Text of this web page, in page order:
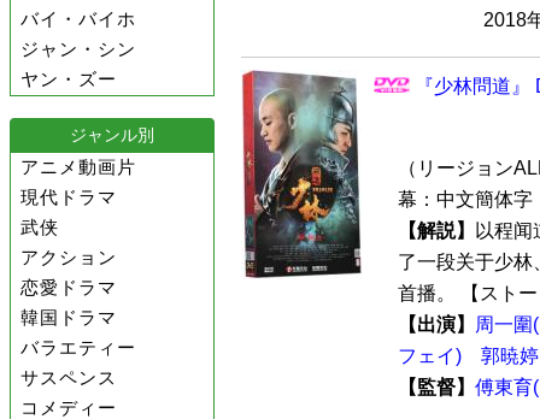
バイ・バイホ
ジャン・シン
ヤン・ズー
ジャンル別
アニメ動画片
現代ドラマ
武侠
アクション
恋愛ドラマ
韓国ドラマ
バラエティー
サスペンス
コメディー
2018
『少林問道
（リージョン
幕：中文簡体字
【解説】
以程
了一段关于少
首播。 【スト
【出演】
周一圍
フェイ)
郭暁
【監督】 傅東育